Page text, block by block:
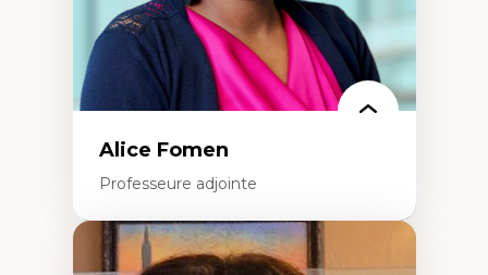
Alice Fomen
Professeure adjointe
Expertises